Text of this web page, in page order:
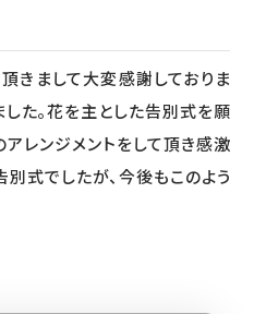
きまして大変感謝しておりま
した。花を主とした告別式を願
アレンジメントをして頂き感激
別式でしたが、今後もこのよう